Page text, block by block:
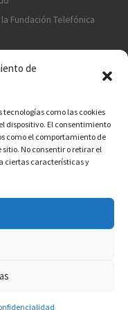
de
tecnologías como las cookies
dispositivo. El consentimiento
como el comportamiento de
No consentir o retirar el
ciertas características y
Fundación Telefónica
en mano– Todos los